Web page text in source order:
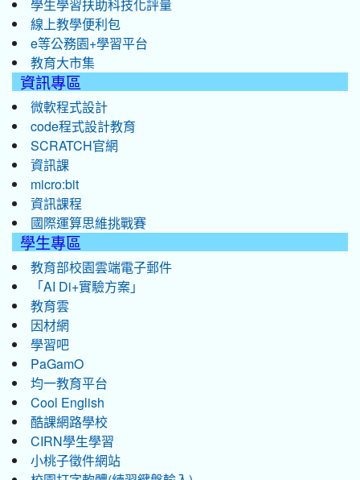
學生學習扶助科技化評量
線上教學便利包
e等公務園+學習平台
教育大市集
資訊專區
微軟程式設計
code程式設計教育
SCRATCH官網
資訊課
micro:bit
資訊課程
國際運算思維挑戰賽
學生專區
教育部校園雲端電子郵件
「AI Di+實驗方案」
教育雲
因材網
學習吧
PaGamO
均一教育平台
Cool English
酷課網路學校
CIRN學生學習
小桃子徵件網站